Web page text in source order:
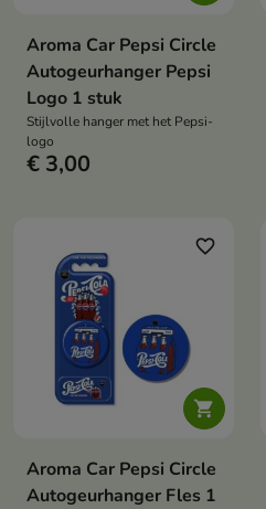
Aroma Car Pepsi Circle
Autogeurhanger Pepsi
Logo 1 stuk
Stijlvolle hanger met het Pepsi-
logo
€ 3,00

favorite_border
Aroma Car Pepsi Circle
Autogeurhanger Fles 1